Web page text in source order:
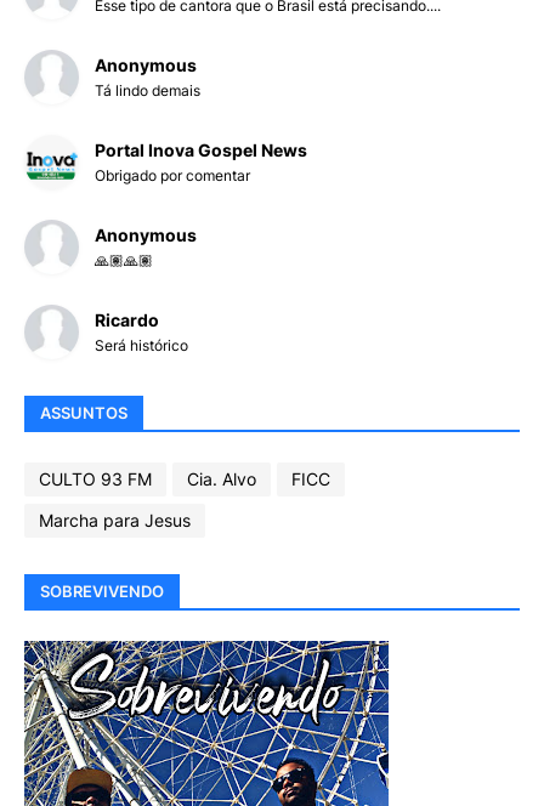
Esse tipo de cantora que o Brasil está precisando....
Anonymous
Tá lindo demais
Portal Inova Gospel News
Obrigado por comentar
Anonymous
🙏🏽🙏🏽
Ricardo
Será histórico
ASSUNTOS
CULTO 93 FM Cia. Alvo
FICC
Marcha para Jesus
SOBREVIVENDO